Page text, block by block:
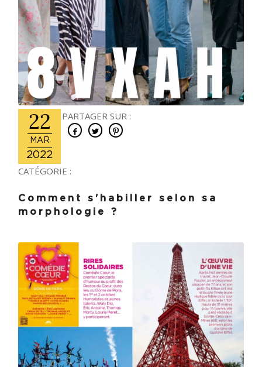
22
MAR
2022
PARTAGER SUR :
CATÉGORIE :
Comment s'habiller selon sa
morphologie ?